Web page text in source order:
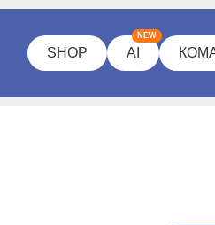
SHOP AI
NEW